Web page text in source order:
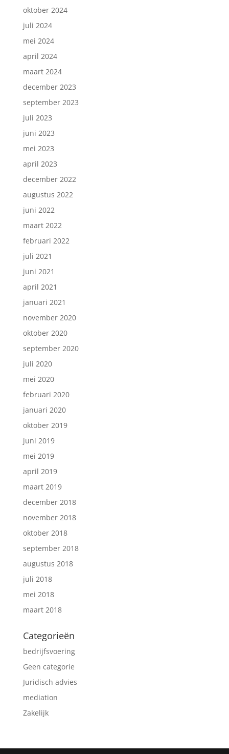
oktober 2024
juli 2024
mei 2024
april 2024
maart 2024
december 2023
september 2023
juli 2023
juni 2023
mei 2023
april 2023
december 2022
augustus 2022
juni 2022
maart 2022
februari 2022
juli 2021
juni 2021
april 2021
januari 2021
november 2020
oktober 2020
september 2020
juli 2020
mei 2020
februari 2020
januari 2020
oktober 2019
juni 2019
mei 2019
april 2019
maart 2019
december 2018
november 2018
oktober 2018
september 2018
augustus 2018
juli 2018
mei 2018
maart 2018
Categorieën
bedrijfsvoering
Geen categorie
Juridisch advies
mediation
Zakelijk